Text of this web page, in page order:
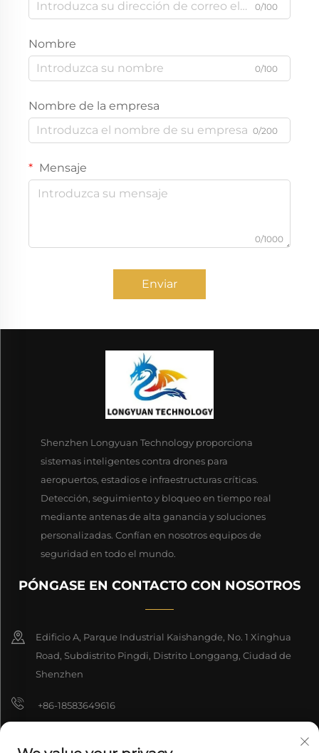
0/100
Nombre
0/100
Nombre de la empresa
0/200
Mensaje
0/1000
Enviar
Shenzhen Longyuan Technology proporciona
sistemas inteligentes contra drones para
aeropuertos, estadios e infraestructuras críticas.
Detección, seguimiento y bloqueo en tiempo real
mediante antenas de alta ganancia y soluciones
personalizadas. Confían en nosotros equipos de
seguridad en todo el mundo.
PÓNGASE EN CONTACTO CON NOSOTROS
Edificio A, Parque Industrial Kaishangde, No. 1 Xinghua
Road, Subdistrito Pingdi, Distrito Longgang, Ciudad de
Shenzhen
+86-18583649616